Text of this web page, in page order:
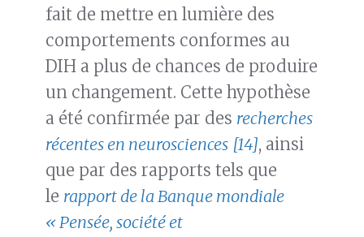
fait de mettre en lumière des
comportements conformes au
DIH a plus de chances de produire
un changement. Cette hypothèse
a été confirmée par des recherches
récentes en neurosciences [14], ainsi
que par des rapports tels que
le rapport de la Banque mondiale
« Pensée, société et